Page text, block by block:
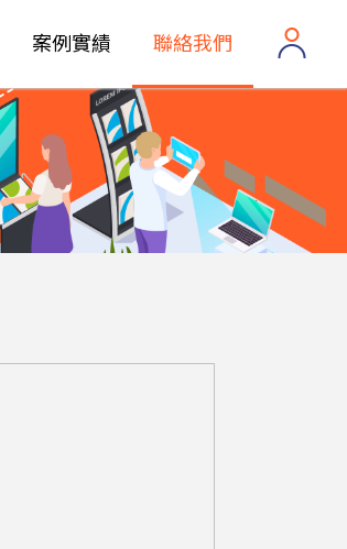
案例實績 聯絡我們